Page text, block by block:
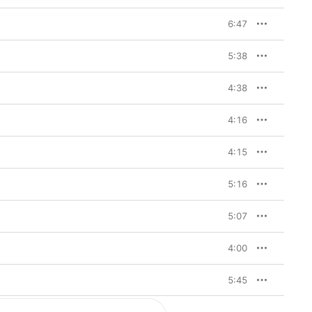
6:47
5:38
4:38
4:16
4:15
5:16
5:07
4:00
5:45